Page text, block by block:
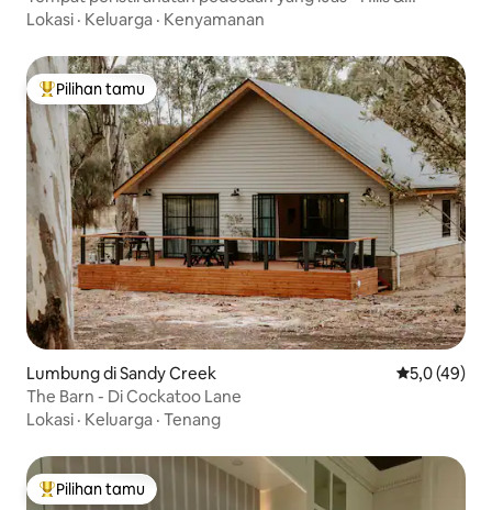
Barossa
Lokasi · Keluarga · Kenyamanan
Pilihan tamu terpopuler
Pilihan tamu
Lumbung di Sandy Creek Nilai rata-
5,0 (49)
The Barn - Di Cockatoo Lane
Lokasi · Keluarga · Tenang
Pilihan tamu terpopuler
Pilihan tamu